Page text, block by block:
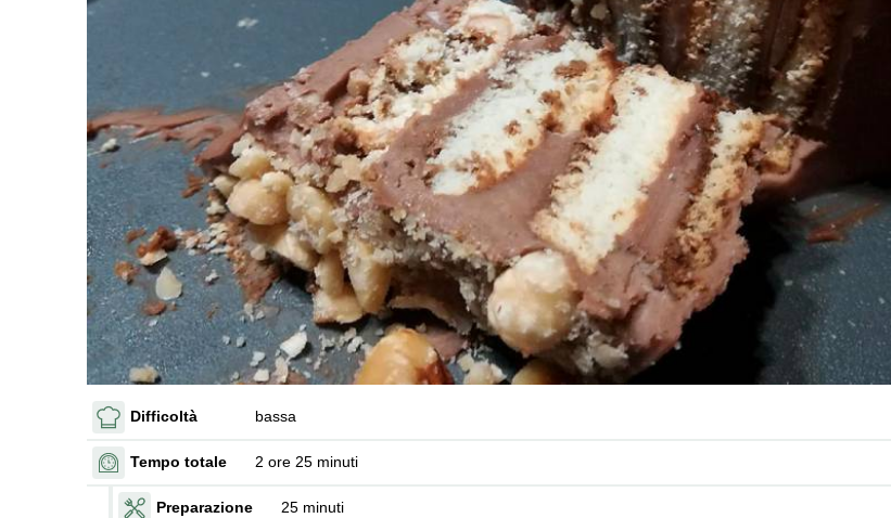
Difficoltà bassa
Tempo totale 2 ore 25 minuti
Preparazione 25 minuti